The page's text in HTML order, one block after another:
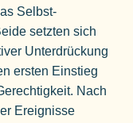
Selbst-
setzten sich
Unterdrückung
ersten Einstieg
Nach
Ereignisse